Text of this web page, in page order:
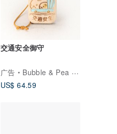
交通安全御守
广告
Bubble & Pea 豆豆泡泡
US$ 64.59